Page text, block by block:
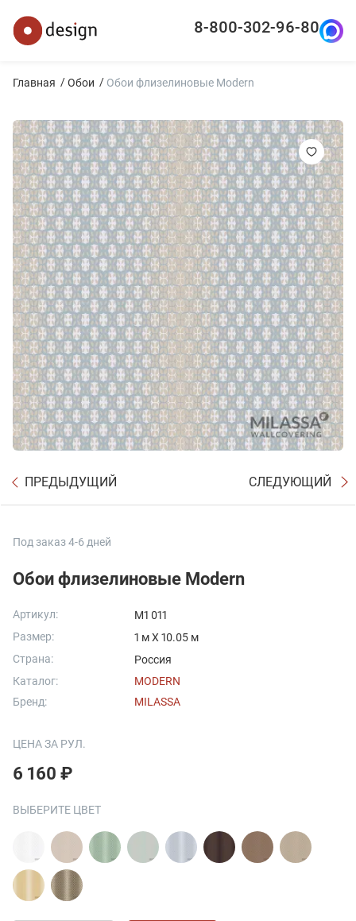
8-800-302-96-80
Главная Обои Обои флизелиновые Modern
ПРЕДЫДУЩИЙ СЛЕДУЮЩИЙ
Под заказ 4-6 дней
Обои флизелиновые Modern
Артикул:
M1 011
Размер:
1 м X 10.05 м
Страна:
Россия
Каталог:
MODERN
Бренд:
MILASSA
ЦЕНА ЗА РУЛ.
6 160 ₽
ВЫБЕРИТЕ ЦВЕТ